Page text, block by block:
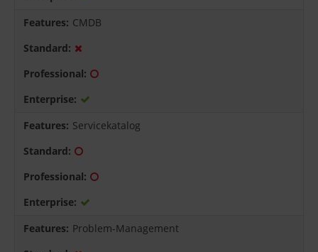
CMDB
Servicekatalog
Problem-Management